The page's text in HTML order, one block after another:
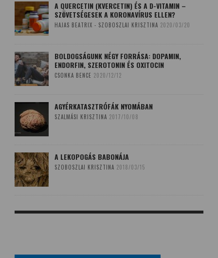
A QUERCETIN (KVERCETIN) ÉS A D-VITAMIN –
SZÖVETSÉGESEK A KORONAVÍRUS ELLEN?
HAJAS BEATRIX - SZOBOSZLAI KRISZTINA 2020/03/20
BOLDOGSÁGUNK NÉGY FORRÁSA: DOPAMIN,
ENDORFIN, SZEROTONIN ÉS OXITOCIN
CSONKA BENCE 2020/12/12
AGYÉRKATASZTRÓFÁK NYOMÁBAN
SZALMÁSI KRISZTINA 2017/10/08
A LEKOPOGÁS BABONÁJA
SZOBOSZLAI KRISZTINA 2018/03/15